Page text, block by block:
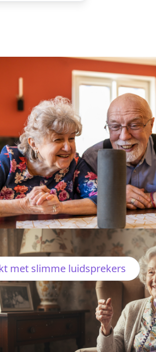
met slimme luidsprekers